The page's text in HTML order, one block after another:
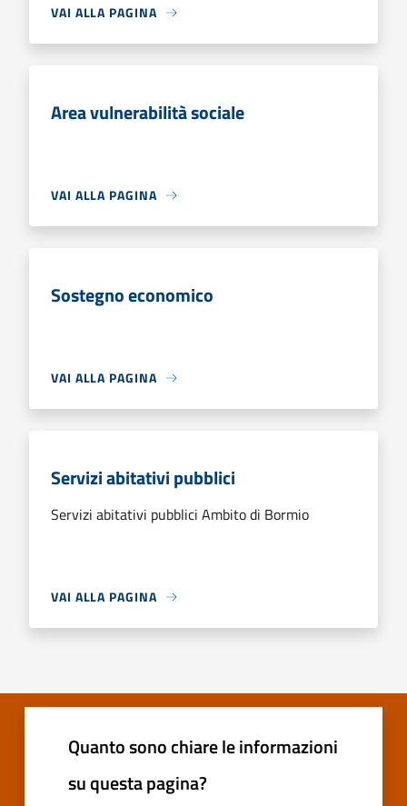
VAI ALLA PAGINA
Area vulnerabilità sociale
VAI ALLA PAGINA
Sostegno economico
VAI ALLA PAGINA
Servizi abitativi pubblici
Servizi abitativi pubblici Ambito di Bormio
VAI ALLA PAGINA
Quanto sono chiare le informazioni
su questa pagina?